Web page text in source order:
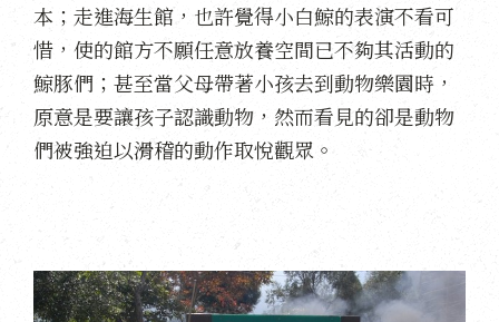
本；走進海生館，也許覺得小白鯨的表演不看可
惜，使的館方不願任意放養空間已不夠其活動的
鯨豚們；甚至當父母帶著小孩去到動物樂園時，
原意是要讓孩子認識動物，然而看見的卻是動物
們被強迫以滑稽的動作取悅觀眾。